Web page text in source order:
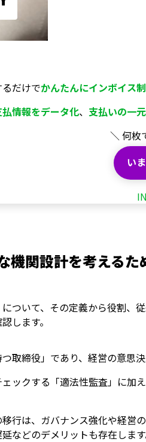
だけでかんたんにインボイス
払情報をデータ化、 支払いの一
＼ 何枚
い
機関設計を考えるた
ついて、その定義から役割、
します。
取締役」であり、経営の意思
ックする「適法性監査」に加
行は、ガバナンス強化や経営
などのデメリットも存在しま